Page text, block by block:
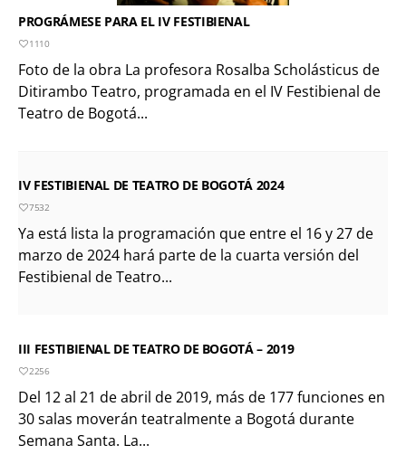
PROGRÁMESE PARA EL IV FESTIBIENAL
1110
Foto de la obra La profesora Rosalba Scholásticus de
Ditirambo Teatro, programada en el IV Festibienal de
Teatro de Bogotá...
IV FESTIBIENAL DE TEATRO DE BOGOTÁ 2024
7532
Ya está lista la programación que entre el 16 y 27 de
marzo de 2024 hará parte de la cuarta versión del
Festibienal de Teatro...
III FESTIBIENAL DE TEATRO DE BOGOTÁ – 2019
2256
Del 12 al 21 de abril de 2019, más de 177 funciones en
30 salas moverán teatralmente a Bogotá durante
Semana Santa. La...